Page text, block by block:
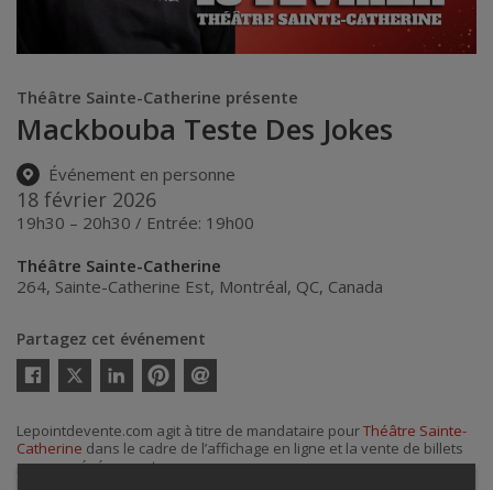
Théâtre Sainte-Catherine présente
Mackbouba Teste Des Jokes
Événement en personne
18 février 2026
19h30 – 20h30 / Entrée: 19h00
Théâtre Sainte-Catherine
264, Sainte-Catherine Est, Montréal, QC, Canada
Partagez cet événement
Twitter
courriel
Lepointdevente.com agit à titre de mandataire pourThéâtre Sainte-
Catherine dans le cadre de l’affichage en ligne et la vente de billets
pour ses événements.